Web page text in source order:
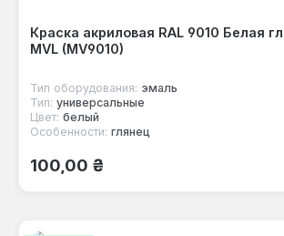
Краска акриловая RAL 9010 Белая
MVL (MV9010)
Тип оборудования: эмаль
Тип: универсальные
Цвет: белый
Особенности: глянец
Обычная цена:
100,00 ₴